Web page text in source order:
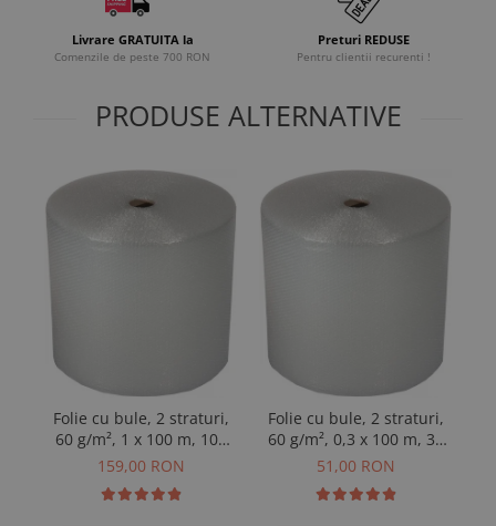
Livrare GRATUITA la
Comenzile de peste 700 RON
Preturi REDUSE
Pentru clientii recurenti !
PRODUSE ALTERNATIVE
Folie cu bule, 2 straturi,
60 g/m², 1 x 100 m, 100
m²
159,00 RON
Folie cu bule, 2 straturi,
60 g/m², 0,3 x 100 m, 30
m²
51,00 RON